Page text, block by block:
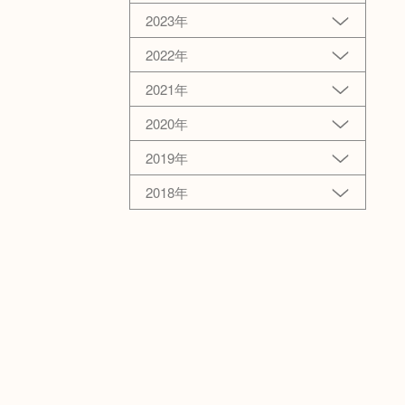
2023年
2022年
2021年
2020年
2019年
2018年